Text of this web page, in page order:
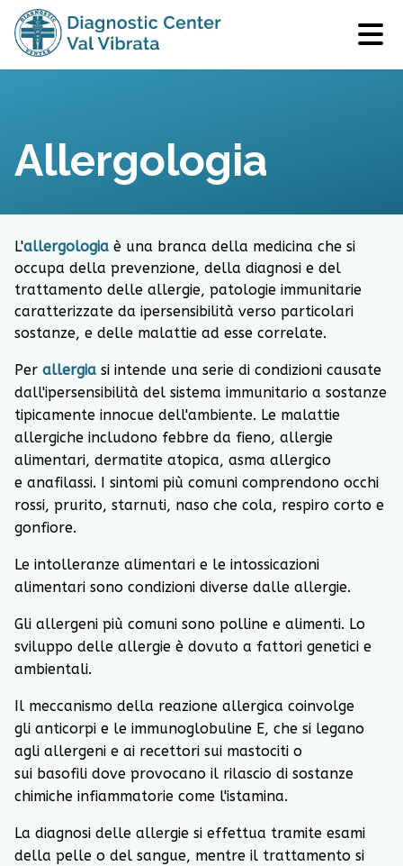
Allergologia
L'allergologia è una branca della medicina che si
occupa della prevenzione, della diagnosi e del
trattamento delle allergie, patologie immunitarie
caratterizzate da ipersensibilità verso particolari
sostanze, e delle malattie ad esse correlate.
Per allergia si intende una serie di condizioni causate
dall'ipersensibilità del sistema immunitario a sostanze
tipicamente innocue dell'ambiente. Le malattie
allergiche includono febbre da fieno, allergie
alimentari, dermatite atopica, asma allergico
e anafilassi. I sintomi più comuni comprendono occhi
rossi, prurito, starnuti, naso che cola, respiro corto e
gonfiore.
Le intolleranze alimentari e le intossicazioni
alimentari sono condizioni diverse dalle allergie.
Gli allergeni più comuni sono polline e alimenti. Lo
sviluppo delle allergie è dovuto a fattori genetici e
ambientali.
Il meccanismo della reazione allergica coinvolge
gli anticorpi e le immunoglobuline E, che si legano
agli allergeni e ai recettori sui mastociti o
sui basofili dove provocano il rilascio di sostanze
chimiche infiammatorie come l'istamina.
La diagnosi delle allergie si effettua tramite esami
della pelle o del sangue, mentre il trattamento si